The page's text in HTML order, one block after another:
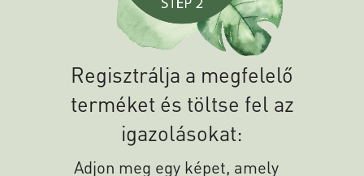
Regisztrálja a megfelelő
terméket és töltse fel az
igazolásokat:
Adjon meg egy képet, amely